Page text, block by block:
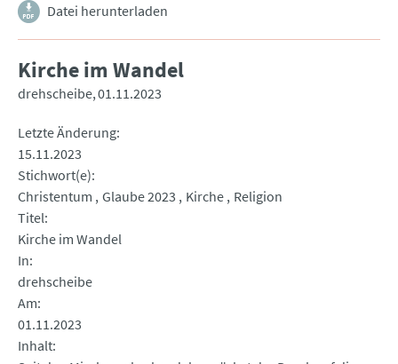
Datei herunterladen
Kirche im Wandel
drehscheibe 01.11.2023
Letzte Änderung
15.11.2023
Stichwort(e)
Christentum Glaube 2023 Kirche Religion
Titel
Kirche im Wandel
In
drehscheibe
Am
01.11.2023
Inhalt